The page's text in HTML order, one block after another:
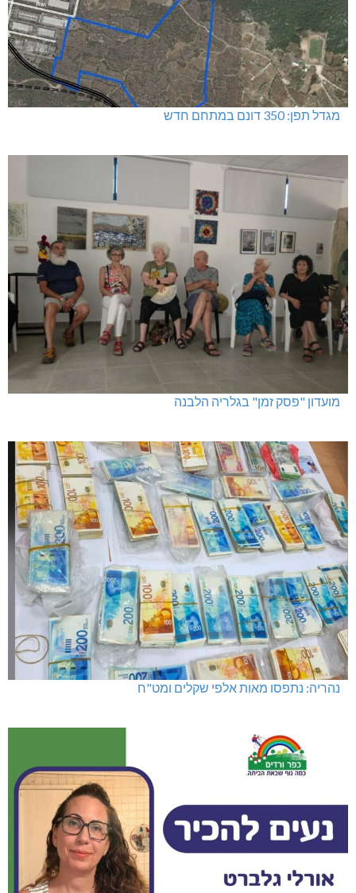
מגדל תפן: 350 דונם במתחם חדש
מועדון "פסק זמן" בגלריה הלבנה
נהריה: נתפסו מאות אלפי שקלים ומט"ח